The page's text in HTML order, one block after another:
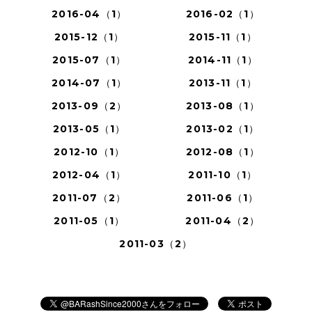
2016-04（1）
2016-02（1）
2015-12（1）
2015-11（1）
2015-07（1）
2014-11（1）
2014-07（1）
2013-11（1）
2013-09（2）
2013-08（1）
2013-05（1）
2013-02（1）
2012-10（1）
2012-08（1）
2012-04（1）
2011-10（1）
2011-07（2）
2011-06（1）
2011-05（1）
2011-04（2）
2011-03（2）